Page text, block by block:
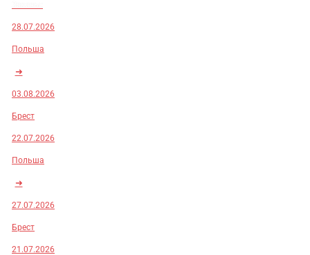
28.07.2026
Польша
➜
03.08.2026
Брест
22.07.2026
Польша
➜
27.07.2026
Брест
21.07.2026